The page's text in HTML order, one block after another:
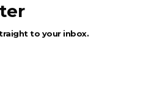
to your inbox.